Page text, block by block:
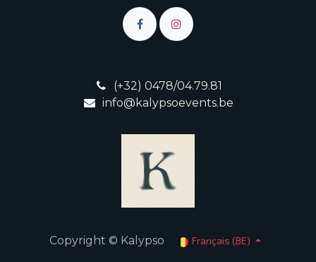
(+32) 0478/04.79.81
info@kalypsoevents.be
Copyright © Kalypso Français (BE)